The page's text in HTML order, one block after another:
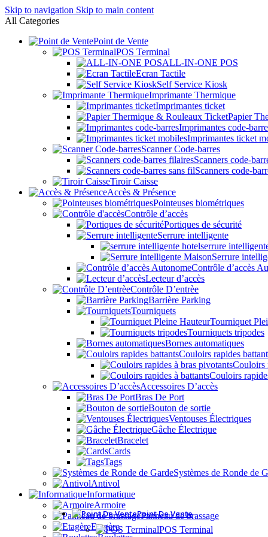
Skip to navigation Skip to main content
All Categories
Point de Vente
POS Terminal
ALL-IN-ONE POS
Ecran Tactile
Self Service Kiosk
Imprimante Thermique
Imprimantes ticket
Papier
Imprimantes code-
Imprimantes ticket
Scanner Code-barres
Scanners code-
Scanners code-
Tiroir Caisse
Accès & Présence
Pointeuses biométriques
Contrôle d’accès
Portiques de sécurité
Serrure intelligente
serrure
Serrure
Contrôle d’accès
Lecteur d’accès
Contrôle D’entrèe
Barrière Parking
Tourniquets
Tourniquet
Tourniquets tripodes
Bornes automatiques
Couloirs rapides
Couloirs
Couloirs
Accessoires D’accès
Bras De Port
Bouton de sortie
Ventouses Électriques
Gâche Électrique
Bracelet
Cards
Tags
Systèmes de Ronde de
Antivol
Informatique
Armoire
Panneau de brassage
Etagère
Point De Vente
POS Terminal